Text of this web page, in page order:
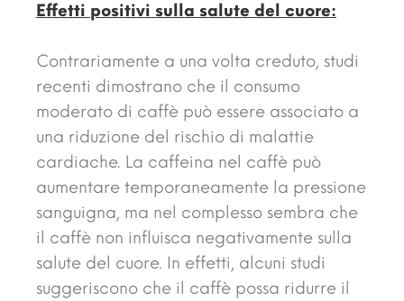
Effetti positivi sulla salute del cuore:
Contrariamente a una volta creduto, studi
recenti dimostrano che il consumo
moderato di caffè può essere associato a
una riduzione del rischio di malattie
cardiache. La caffeina nel caffè può
aumentare temporaneamente la pressione
sanguigna, ma nel complesso sembra che
il caffè non influisca negativamente sulla
salute del cuore. In effetti, alcuni studi
suggeriscono che il caffè possa ridurre il